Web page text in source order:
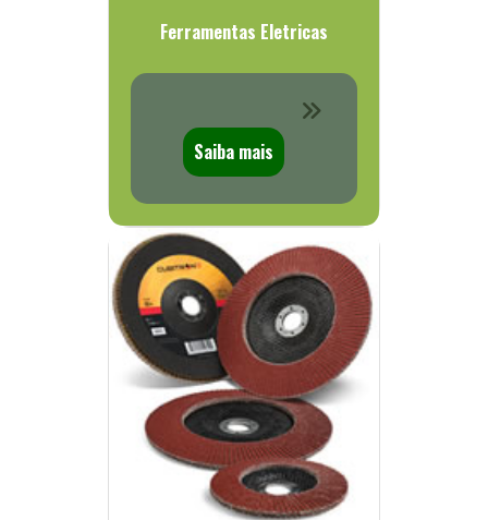
Ferramentas Eletricas
Saiba mais